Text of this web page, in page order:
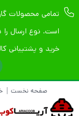
است. نوع ارسال
خرید و پشتیبانی کالاها 02133988635 -
صفحه نخست